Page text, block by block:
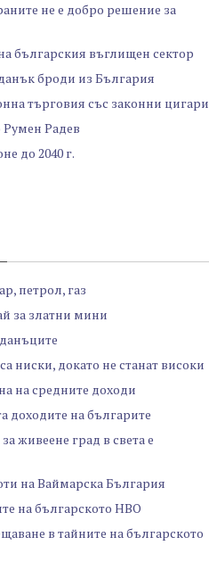
не е добро решение за
българския въглищен сектор
броди из България
търговия със законни цигари
Радев
до 2040 г.
петрол, газ
за златни мини
ниски, докато не станат високи
на средните доходи
доходите на българите
живеене град в света е
на Ваймарска България
на българското НВО
в тайните на българското